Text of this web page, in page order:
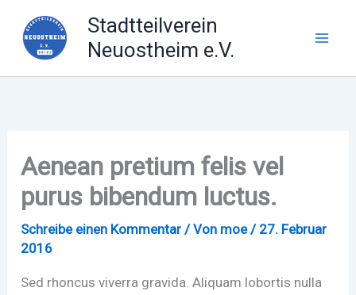
Inhalt
springen
Stadtteilverein
Neuostheim e.V.
Aenean pretium felis vel
purus bibendum luctus.
Schreibe einen Kommentar / Von moe / 27. Februar
2016
Sed rhoncus viverra gravida. Aliquam lobortis nulla